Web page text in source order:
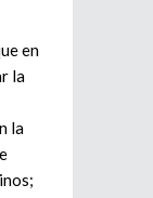
en
la
la